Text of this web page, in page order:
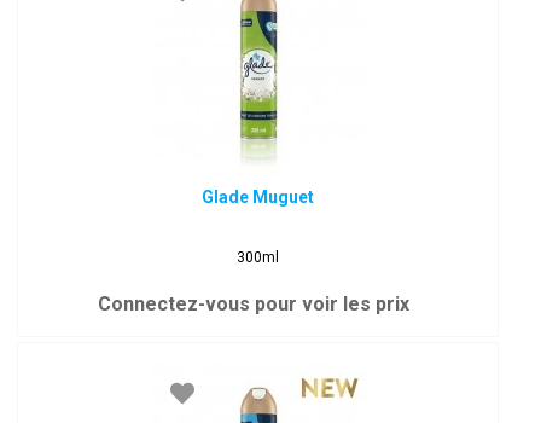
Glade Muguet
300ml
Connectez-vous pour voir les prix